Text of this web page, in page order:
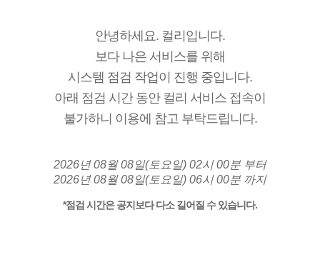
안녕하세요. 컬리입니다.
보다 나은 서비스를 위해
시스템 점검 작업이 진행 중입니다.
아래 점검 시간 동안 컬리 서비스 접속이
불가하니 이용에 참고 부탁드립니다.
2026년 08월 08일(토요일) 02시 00분 부터
2026년 08월 08일(토요일) 06시 00분 까지
*점검 시간은 공지보다 다소 길어질 수 있습니다.